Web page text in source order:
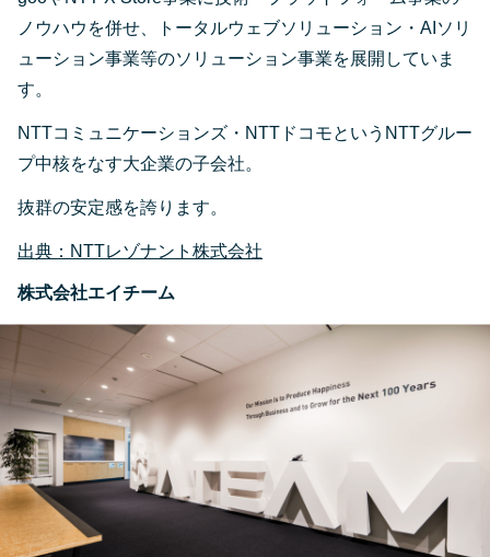
ノウハウを併せ、トータルウェブソリューション・AIソリ
ューション事業等のソリューション事業を展開していま
す。
NTTコミュニケーションズ・NTTドコモというNTTグルー
プ中核をなす大企業の子会社。
抜群の安定感を誇ります。
出典：NTTレゾナント株式会社
株式会社エイチーム